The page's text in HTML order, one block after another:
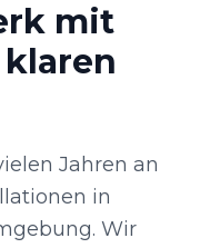
mit
Jahren an
in
Wir